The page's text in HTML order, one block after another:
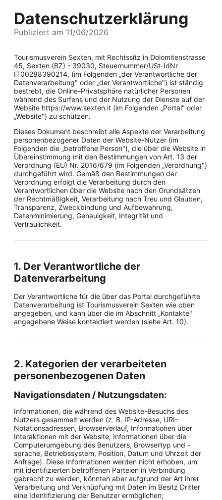
Datenschutzerklärung
Publiziert am 11/06/2026
Tourismusverein Sexten, mit Rechtssitz in Dolomitenstrasse
45, Sexten (BZ) - 39030, Steuernummer/USt-IdNr
IT00288390214, (im Folgenden „der Verantwortliche der
Datenverarbeitung" oder „der Verantwortliche") ist ständig
bestrebt, die Online-Privatsphäre natürlicher Personen
während des Surfens und der Nutzung der Dienste auf der
Website https://www.sexten.it (im Folgenden „Portal" oder
„Website") zu schützen.
Dieses Dokument beschreibt alle Aspekte der Verarbeitung
personenbezogener Daten der Website-Nutzer (im
Folgenden die „betroffene Person"), die über die Website in
Übereinstimmung mit den Bestimmungen von Art. 13 der
Verordnung (EU) Nr. 2016/679 (im Folgenden „Verordnung")
durchgeführt wird. Gemäß den Bestimmungen der
Verordnung erfolgt die Verarbeitung durch den
Verantwortlichen über die Website nach den Grundsätzen
der Rechtmäßigkeit, Verarbeitung nach Treu und Glauben,
Transparenz, Zweckbindung und Aufbewahrung,
Datenminimierung, Genauigkeit, Integrität und
Vertraulichkeit.
1. Der Verantwortliche der
Datenverarbeitung
Der Verantwortliche für die über das Portal durchgeführte
Datenverarbeitung ist Tourismusverein Sexten wie oben
angegeben, und kann über die im Abschnitt „Kontakte"
angegebene Weise kontaktiert werden (siehe Art. 10).
2. Kategorien der verarbeiteten
personenbezogenen Daten
Navigationsdaten / Nutzungsdaten:
Informationen, die während des Website-Besuchs des
Nutzers gesammelt werden (z. B. IP-Adresse, URI-
Notationsadressen, Browserverlauf, Informationen über
Interaktionen mit der Website, Informationen über die
Computerumgebung des Benutzers, Browsertyp und -
sprache, Betriebssystem, Position, Datum und Uhrzeit der
Anfrage). Diese Informationen werden nicht erhoben, um
mit identifizierten betroffenen Parteien in Verbindung
gebracht zu werden, könnten aber aufgrund der Art ihrer
Verarbeitung und Verknüpfung mit Daten im Besitz Dritter
eine Identifizierung der Benutzer ermöglichen;